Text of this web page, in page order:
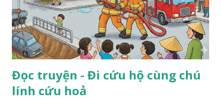
Đọc truyện - Đi cứu hộ cùng chú
lính cứu hoả